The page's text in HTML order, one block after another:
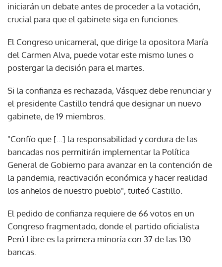
iniciarán un debate antes de proceder a la votación,
crucial para que el gabinete siga en funciones.
El Congreso unicameral, que dirige la opositora María
del Carmen Alva, puede votar este mismo lunes o
postergar la decisión para el martes.
Si la confianza es rechazada, Vásquez debe renunciar y
el presidente Castillo tendrá que designar un nuevo
gabinete, de 19 miembros.
"Confío que [...] la responsabilidad y cordura de las
bancadas nos permitirán implementar la Política
General de Gobierno para avanzar en la contención de
la pandemia, reactivación económica y hacer realidad
los anhelos de nuestro pueblo", tuiteó Castillo.
El pedido de confianza requiere de 66 votos en un
Congreso fragmentado, donde el partido oficialista
Perú Libre es la primera minoría con 37 de las 130
bancas.